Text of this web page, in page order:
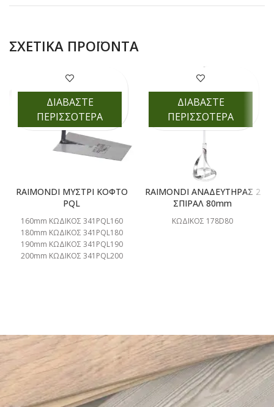
ΣΧΕΤΙΚΆ ΠΡΟΪΌΝΤΑ
RAIMONDI ΜΥΣΤΡΙ ΚΟΦΤΟ
PQL
160mm ΚΩΔΙΚΟΣ 341PQL160
180mm ΚΩΔΙΚΟΣ 341PQL180
190mm ΚΩΔΙΚΟΣ 341PQL190
200mm ΚΩΔΙΚΟΣ 341PQL200
ΔΙΑΒΑΣΤΕ
ΠΕΡΙΣΣΟΤΕΡΑ
RAIMONDI ΑΝΑΔΕΥΤΗΡΑΣ 2
ΣΠΙΡΑΛ 80mm
ΚΩΔΙΚΟΣ 178D80
ΔΙΑΒΑΣΤΕ
ΠΕΡΙΣΣΟΤΕΡΑ